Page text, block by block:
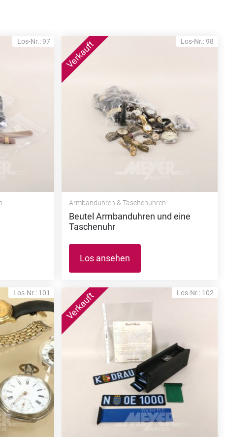
Los-Nr.: 97 Los-Nr.: 98
Armbanduhren & Taschenuhren
Beutel Armbanduhren und eine
Taschenuhr
Los ansehen
Los-Nr.: 101 Los-Nr.: 102